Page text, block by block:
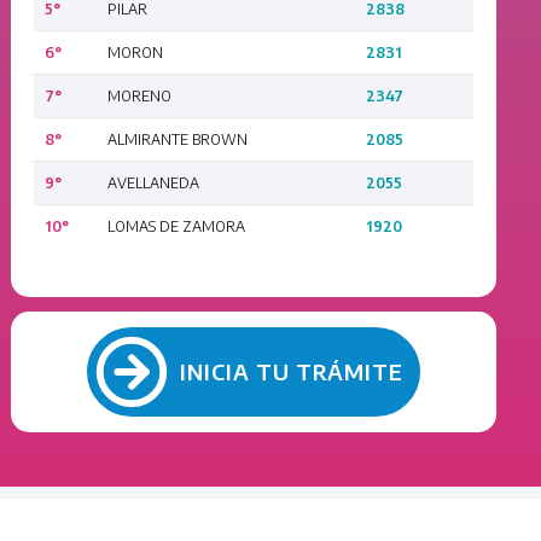
5° PILAR 2838
6° MORON 2831
7° MORENO 2347
8° ALMIRANTE BROWN 2085
9° AVELLANEDA 2055
10° LOMAS DE ZAMORA 1920
INICIA TU TRÁMITE